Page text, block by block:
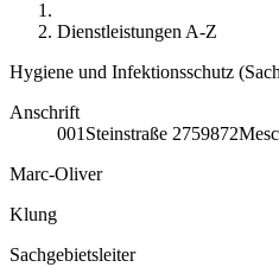
Dienstleistungen A-Z
Hygiene und Infektionsschutz
Anschrift
001 Steinstraße 2759872
Marc-Oliver
Klung
Sachgebietsleiter